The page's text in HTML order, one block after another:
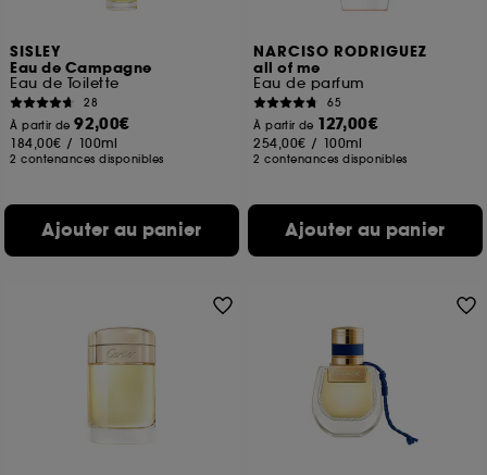
SISLEY
Eau de Campagne
Eau de Toilette
28
À partir de92,00€
184,00€ / 100ml
2 contenances disponibles
Ajouter au panier
NARCISO RODRIGUEZ
all of me
Eau de parfum
65
À partir de 127,00€
254,00€ / 100ml
2 contenances disponibles
Ajouter au panier